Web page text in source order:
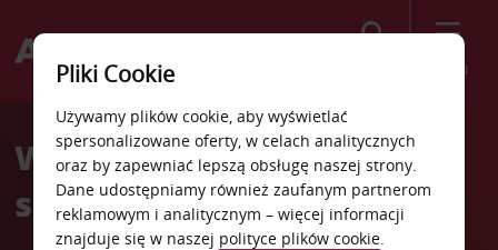
Menu
Welcome
AvisWypożyczalnia
samochodów Stafford
Pliki Cookie
Używamy plików cookie, aby wyświetlać
spersonalizowane oferty, w celach analitycznych
oraz by zapewniać lepszą obsługę naszej strony.
Dane udostępniamy również zaufanym partnerom
reklamowym i analitycznym – więcej informacji
znajduje się w naszej polityce plików cookie.